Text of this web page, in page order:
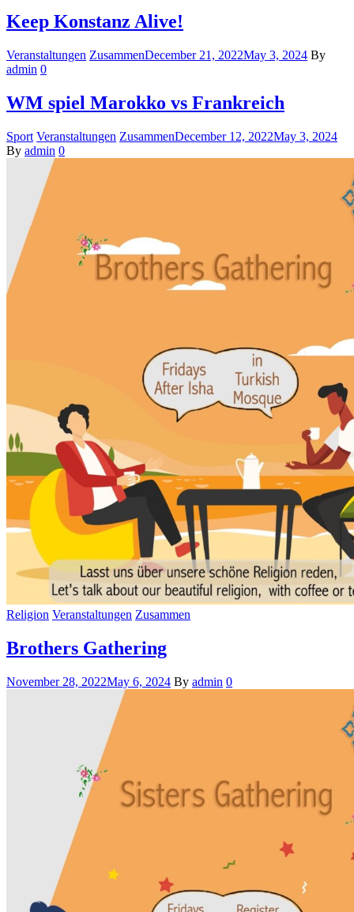
Keep Konstanz Alive!
Veranstaltungen ZusammenDecember 21, 2022May 3, 2024 By
admin 0
WM spiel Marokko vs Frankreich
Sport Veranstaltungen ZusammenDecember 12, 2022May 3, 2024
By admin 0
Religion Veranstaltungen Zusammen
Brothers Gathering
November 28, 2022May 6, 2024 By admin 0